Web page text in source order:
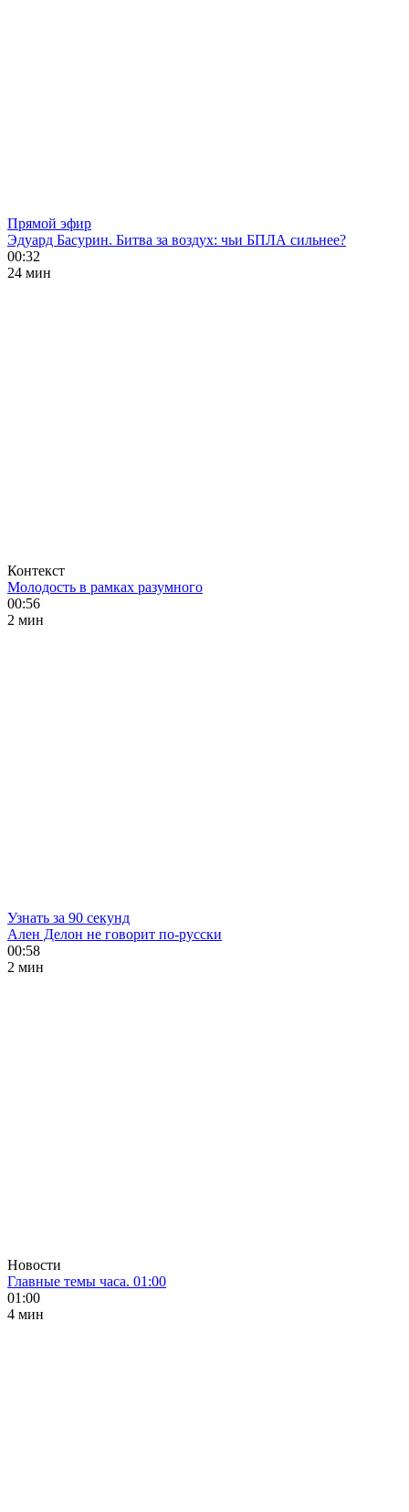
Прямой эфир
Эдуард Басурин. Битва за воздух: чьи БПЛА сильнее?
00:32
24 мин
Контекст
Молодость в рамках разумного
00:56
2 мин
Узнать за 90 секунд
Ален Делон не говорит по-русски
00:58
2 мин
Новости
Главные темы часа. 01:00
01:00
4 мин